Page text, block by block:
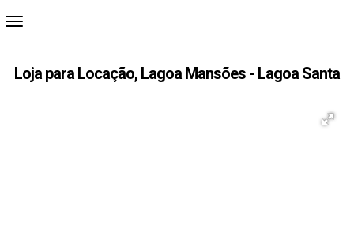
Loja para Locação, Lagoa Mansões - Lagoa Santa